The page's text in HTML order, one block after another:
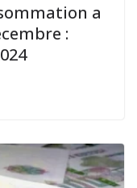
a
: